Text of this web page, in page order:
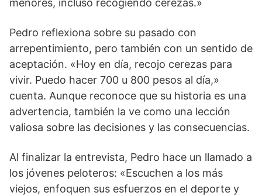
menores, incluso recogiendo cerezas.»
Pedro reflexiona sobre su pasado con
arrepentimiento, pero también con un sentido de
aceptación. «Hoy en día, recojo cerezas para
vivir. Puedo hacer 700 u 800 pesos al día,»
cuenta. Aunque reconoce que su historia es una
advertencia, también la ve como una lección
valiosa sobre las decisiones y las consecuencias.
Al finalizar la entrevista, Pedro hace un llamado a
los jóvenes peloteros: «Escuchen a los más
viejos, enfoquen sus esfuerzos en el deporte y